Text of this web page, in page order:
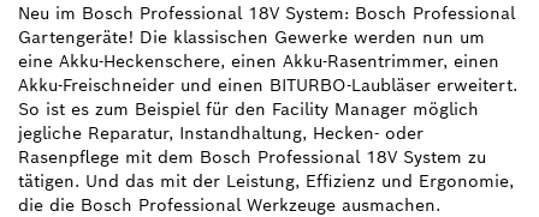
Neu im Bosch Professional 18V System: Bosch Professional
Gartengeräte! Die klassischen Gewerke werden nun um
eine Akku-Heckenschere, einen Akku-Rasentrimmer, einen
Akku-Freischneider und einen BITURBO-Laubläser erweitert.
So ist es zum Beispiel für den Facility Manager möglich
jegliche Reparatur, Instandhaltung, Hecken- oder
Rasenpflege mit dem Bosch Professional 18V System zu
tätigen. Und das mit der Leistung, Effizienz und Ergonomie,
die die Bosch Professional Werkzeuge ausmachen.